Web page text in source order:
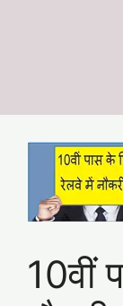
10वीं